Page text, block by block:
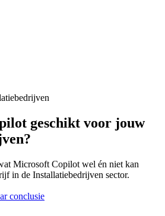
geschikt voor jouw
?
Microsoft Copilot wel én niet kan
in de Installatiebedrijven sector.
conclusie